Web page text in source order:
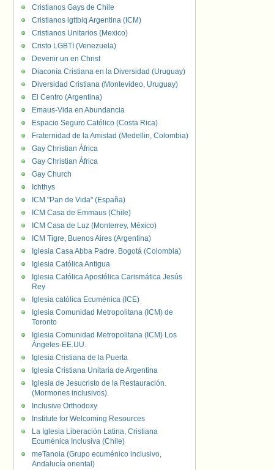
Cristianos Gays de Chile
Cristianos lgttbiq Argentina (ICM)
Cristianos Unitarios (Mexico)
Cristo LGBTI (Venezuela)
Devenir un en Christ
Diaconía Cristiana en la Diversidad (Uruguay)
Diversidad Cristiana (Montevideo, Uruguay)
El Centro (Argentina)
Emaus-Vida en Abundancia
Espacio Seguro Católico (Costa Rica)
Fraternidad de la Amistad (Medellin, Colombia)
Gay Christian África
Gay Christian África
Gay Church
Ichthys
ICM "Pan de Vida" (España)
ICM Casa de Emmaus (Chile)
ICM Casa de Luz (Monterrey, México)
ICM Tigre, Buenos Aires (Argentina)
Iglesia Casa Abba Padre. Bogotá (Colombia)
Iglesia Católica Antigua
Iglesia Católica Apostólica Carismática Jesús
Rey
Iglesia católica Ecuménica (ICE)
Iglesia Comunidad Metropolitana (ICM) de
Toronto
Iglesia Comunidad Metropolitana (ICM) Los
Ángeles-EE.UU.
Iglesia Cristiana de la Puerta
Iglesia Cristiana Unitaria de Argentina
Iglesia de Jesucristo de la Restauración.
(Mormones inclusivos).
Inclusive Orthodoxy
Institute for Welcoming Resources
La Iglesia Liberación Latina, Cristiana
Ecuménica Inclusiva (Chile)
meTanoia (Grupo ecuménico inclusivo,
Andalucía oriental)